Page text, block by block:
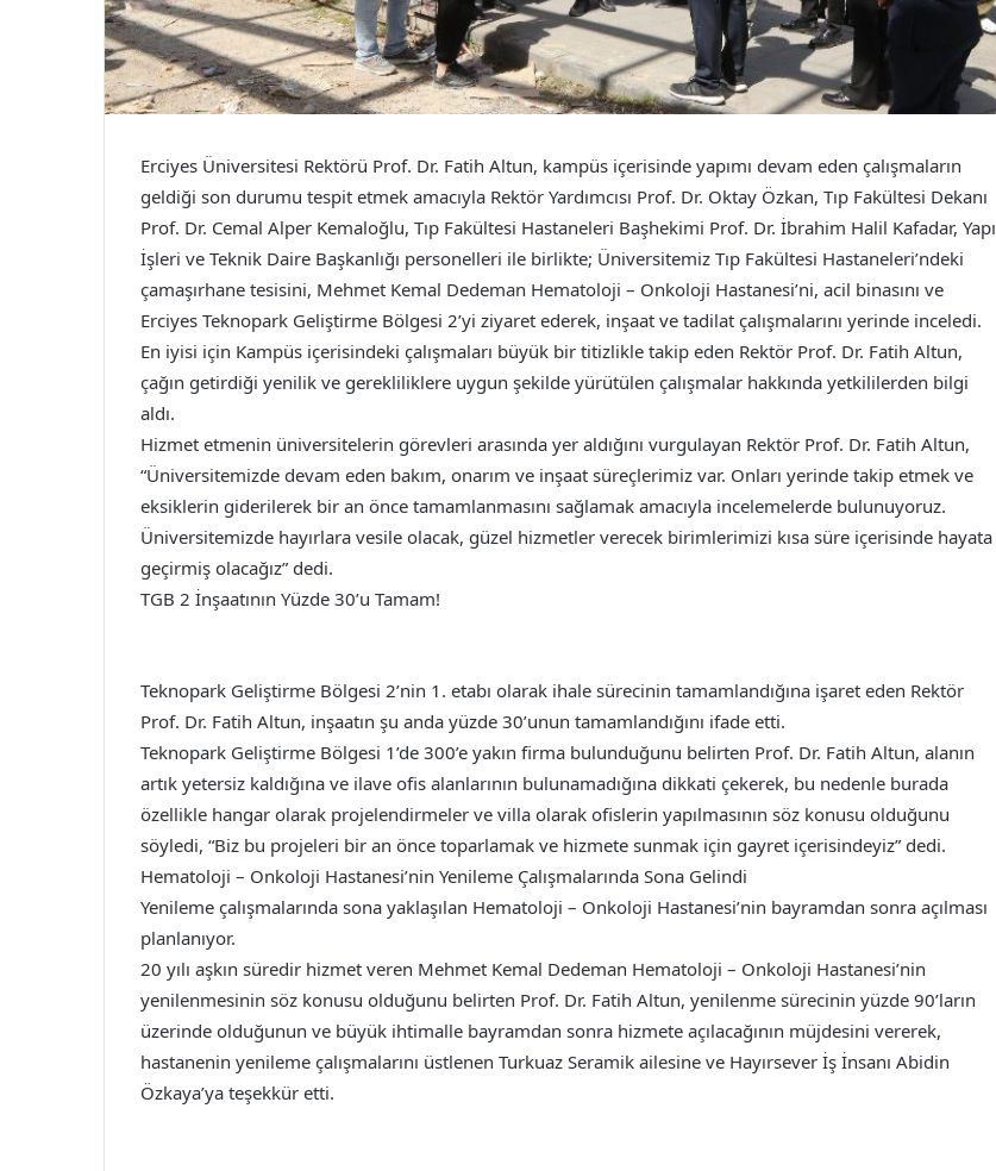
Erciyes Üniversitesi Rektörü Prof. Dr. Fatih Altun, kampüs içerisinde yapımı devam eden çalışmaların
geldiği son durumu tespit etmek amacıyla Rektör Yardımcısı Prof. Dr. Oktay Özkan, Tıp Fakültesi Dekanı
Prof. Dr. Cemal Alper Kemaloğlu, Tıp Fakültesi Hastaneleri Başhekimi Prof. Dr. İbrahim Halil Kafadar, Yapı
İşleri ve Teknik Daire Başkanlığı personelleri ile birlikte; Üniversitemiz Tıp Fakültesi Hastaneleri’ndeki
çamaşırhane tesisini, Mehmet Kemal Dedeman Hematoloji – Onkoloji Hastanesi’ni, acil binasını ve
Erciyes Teknopark Geliştirme Bölgesi 2’yi ziyaret ederek, inşaat ve tadilat çalışmalarını yerinde inceledi.
En iyisi için Kampüs içerisindeki çalışmaları büyük bir titizlikle takip eden Rektör Prof. Dr. Fatih Altun,
çağın getirdiği yenilik ve gerekliliklere uygun şekilde yürütülen çalışmalar hakkında yetkililerden bilgi
aldı.
Hizmet etmenin üniversitelerin görevleri arasında yer aldığını vurgulayan Rektör Prof. Dr. Fatih Altun,
“Üniversitemizde devam eden bakım, onarım ve inşaat süreçlerimiz var. Onları yerinde takip etmek ve
eksiklerin giderilerek bir an önce tamamlanmasını sağlamak amacıyla incelemelerde bulunuyoruz.
Üniversitemizde hayırlara vesile olacak, güzel hizmetler verecek birimlerimizi kısa süre içerisinde hayata
geçirmiş olacağız” dedi.
TGB 2 İnşaatının Yüzde 30’u Tamam!
Teknopark Geliştirme Bölgesi 2’nin 1. etabı olarak ihale sürecinin tamamlandığına işaret eden Rektör
Prof. Dr. Fatih Altun, inşaatın şu anda yüzde 30’unun tamamlandığını ifade etti.
Teknopark Geliştirme Bölgesi 1’de 300’e yakın firma bulunduğunu belirten Prof. Dr. Fatih Altun, alanın
artık yetersiz kaldığına ve ilave ofis alanlarının bulunamadığına dikkati çekerek, bu nedenle burada
özellikle hangar olarak projelendirmeler ve villa olarak ofislerin yapılmasının söz konusu olduğunu
söyledi, “Biz bu projeleri bir an önce toparlamak ve hizmete sunmak için gayret içerisindeyiz” dedi.
Hematoloji – Onkoloji Hastanesi’nin Yenileme Çalışmalarında Sona Gelindi
Yenileme çalışmalarında sona yaklaşılan Hematoloji – Onkoloji Hastanesi’nin bayramdan sonra açılması
planlanıyor.
20 yılı aşkın süredir hizmet veren Mehmet Kemal Dedeman Hematoloji – Onkoloji Hastanesi’nin
yenilenmesinin söz konusu olduğunu belirten Prof. Dr. Fatih Altun, yenilenme sürecinin yüzde 90’ların
üzerinde olduğunun ve büyük ihtimalle bayramdan sonra hizmete açılacağının müjdesini vererek,
hastanenin yenileme çalışmalarını üstlenen Turkuaz Seramik ailesine ve Hayırsever İş İnsanı Abidin
Özkaya’ya teşekkür etti.